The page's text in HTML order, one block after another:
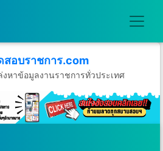
สอบราชการ.com
งหาข้อมูลงานราชการทั่วประเทศ
ที่ 9 เดือนสิงหาคม พ.ศ.2569